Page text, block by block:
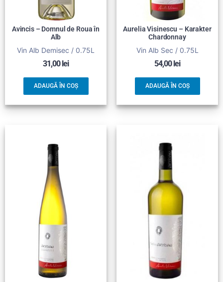
Avincis – Domnul de Roua în
Alb
Vin Alb Demisec / 0.75L
31,00 lei
ADAUGĂ ÎN COȘ
Aurelia Visinescu – Karakter
Chardonnay
Vin Alb Sec / 0.75L
54,00 lei
ADAUGĂ ÎN COȘ